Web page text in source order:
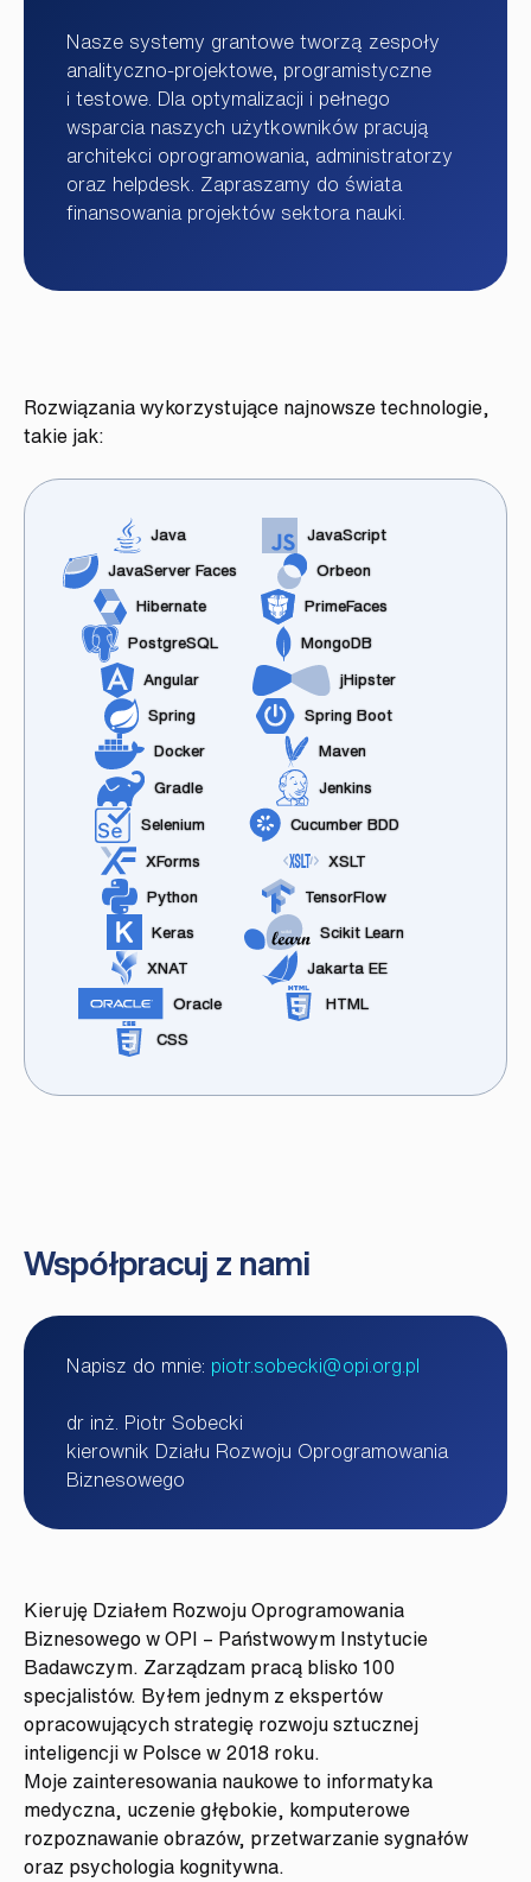
Nasze systemy grantowe tworzą zespoły
analityczno-projektowe, programistyczne
i testowe. Dla optymalizacji i pełnego
wsparcia naszych użytkowników pracują
architekci oprogramowania, administratorzy
oraz helpdesk. Zapraszamy do świata
finansowania projektów sektora nauki.
Rozwiązania wykorzystujące najnowsze technologie,
takie jak:
Java
JavaScript
JavaServer Faces
Orbeon
Hibernate
PrimeFaces
PostgreSQL
MongoDB
Angular
jHipster
Spring
Spring Boot
Docker
Maven
Gradle
Jenkins
Selenium
Cucumber BDD
XForms
XSLT
Python
TensorFlow
Keras
Scikit Learn
XNAT
Jakarta EE
Oracle
HTML
CSS
Współpracuj z nami
Napisz do mnie: piotr.sobecki@opi.org.pl
dr inż. Piotr Sobecki
kierownik Działu Rozwoju Oprogramowania
Biznesowego
Kieruję Działem Rozwoju Oprogramowania
Biznesowego w OPI – Państwowym Instytucie
Badawczym. Zarządzam pracą blisko 100
specjalistów. Byłem jednym z ekspertów
opracowujących strategię rozwoju sztucznej
inteligencji w Polsce w 2018 roku.
Moje zainteresowania naukowe to informatyka
medyczna, uczenie głębokie, komputerowe
rozpoznawanie obrazów, przetwarzanie sygnałów
oraz psychologia kognitywna.